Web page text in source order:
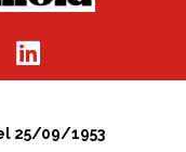
25/09/1953